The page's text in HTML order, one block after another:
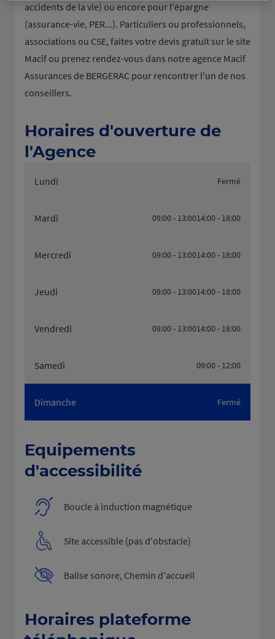
accidents de la vie) ou encore pour l'épargne
(assurance-vie, PER...). Particuliers ou professionnels,
associations ou CSE, faites votre devis gratuit sur le site
Macif ou prenez rendez-vous dans notre agence Macif
Assurances de BERGERAC pour rencontrer l'un de nos
conseillers.
Horaires d'ouverture de
l'Agence
Lundi Fermé
Mardi 09:00 - 13:0014:00 - 18:00
Mercredi 09:00 - 13:0014:00 - 18:00
Jeudi 09:00 - 13:0014:00 - 18:00
Vendredi 09:00 - 13:0014:00 - 18:00
Samedi 09:00 - 12:00
Dimanche Fermé
Equipements
d'accessibilité
Boucle à induction magnétique
Site accessible (pas d'obstacle)
Balise sonore, Chemin d'accueil
Horaires plateforme